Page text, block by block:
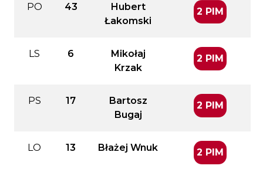
PO 43
Hubert
Łakomski
2 PIM
LS 6
Mikołaj
Krzak
2 PIM
PS 17
Bartosz
Bugaj
2 PIM
LO 13 Błażej Wnuk 2 PIM